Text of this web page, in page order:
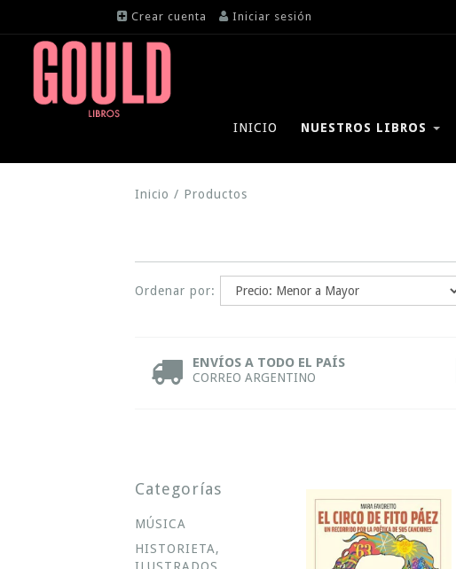
Crear cuenta Iniciar sesión
INICIO NUESTROS LIBROS
Inicio / Productos
Ordenar por:
ENVÍOS A TODO EL PAÍS
CORREO ARGENTINO
Categorías
MÚSICA
HISTORIETA,